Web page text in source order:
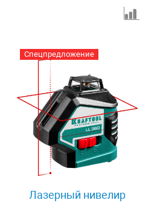
Спецпредложение
Лазерный нивелир